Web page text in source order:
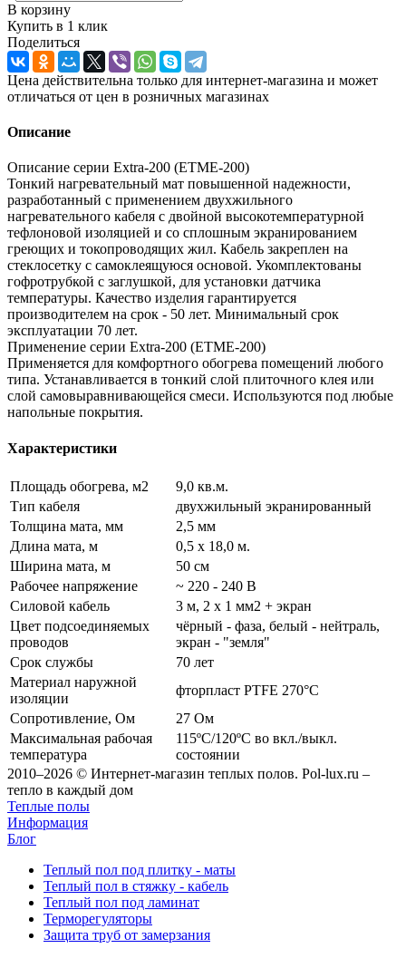
В корзину
Купить в 1 клик
Поделиться
Цена действительна только для интернет-магазина и может
отличаться от цен в розничных магазинах
Описание
Описание серии Extra-200 (ETME-200)
Тонкий нагревательный мат повышенной надежности,
разработанный с применением двухжильного
нагревательного кабеля с двойной высокотемпературной
тефлоновой изоляцией и со сплошным экранированием
греющих и токопроводящих жил. Кабель закреплен на
стеклосетку с самоклеящуюся основой. Укомплектованы
гофротрубкой с заглушкой, для установки датчика
температуры. Качество изделия гарантируется
производителем на срок - 50 лет. Минимальный срок
эксплуатации 70 лет.
Применение серии Extra-200 (ETME-200)
Применяется для комфортного обогрева помещений любого
типа. Устанавливается в тонкий слой плиточного клея или
слой самовыравнивающейся смеси. Используются под любые
напольные покрытия.
Характеристики
Площадь обогрева, м2
9,0 кв.м.
Тип кабеля
двухжильный экранированный
Толщина мата, мм
2,5 мм
Длина мата, м
0,5 х 18,0 м.
Ширина мата, м
50 см
Рабочее напряжение
~ 220 - 240 В
Силовой кабель
3 м, 2 х 1 мм2 + экран
Цвет подсоединяемых
проводов
чёрный - фаза, белый - нейтраль,
экран - "земля"
Срок службы
70 лет
Материал наружной
изоляции
фторпласт PTFE 270°C
Сопротивление, Ом
27 Ом
Максимальная рабочая
температура
115ºС/120ºС во вкл./выкл.
состоянии
2010–2026 © Интернет-магазин теплых полов. Pol-lux.ru –
тепло в каждый дом
Теплые полы
Информация
Блог
Теплый пол под плитку - маты
Теплый пол в стяжку - кабель
Теплый пол под ламинат
Терморегуляторы
Защита труб от замерзания